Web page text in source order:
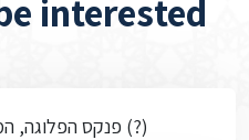
interested
פנקס הפלוגה, המדבר המערבי 1942 (?)